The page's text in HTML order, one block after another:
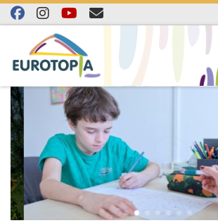
content
Skip to content